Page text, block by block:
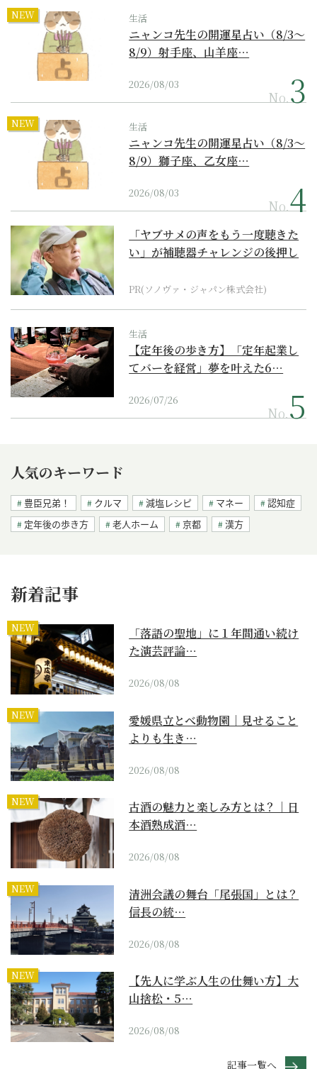
NEW 生活
ニャンコ先生の開運星占い（8/3～
8/9）射手座、山羊座…
2026/08/03
No.
NEW 生活
ニャンコ先生の開運星占い（8/3～
8/9）獅子座、乙女座…
2026/08/03
No.
「ヤブサメの声をもう一度聴きた
い」が補聴器チャレンジの後押し
PR(ソノヴァ・ジャパン株式会社)
生活
【定年後の歩き方】「定年起業し
てバーを経営」夢を叶えた6…
2026/07/26
No.
人気のキーワード
豊臣兄弟！ クルマ 減塩レシピ マネー
認知症
定年後の歩き方
老人ホーム 京都 漢方
新着記事
NEW
「落語の聖地」に１年間通い続け
た演芸評論…
2026/08/08
NEW
愛媛県立とべ動物園｜見せること
よりも生き…
2026/08/08
NEW
古酒の魅力と楽しみ方とは？｜日
本酒熟成酒…
2026/08/08
NEW
清洲会議の舞台「尾張国」とは？
信長の統…
2026/08/08
NEW
【先人に学ぶ人生の仕舞い方】大
山捨松・5…
2026/08/08
記事一覧へ